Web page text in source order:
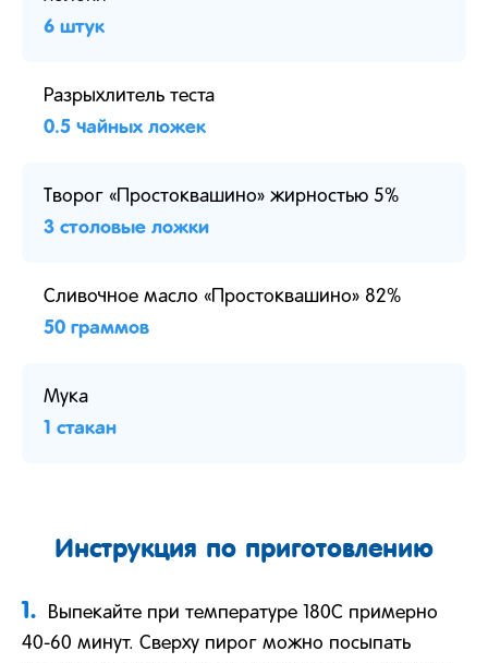
6 штук
Разрыхлитель теста
0.5 чайных ложек
Творог «Простоквашино» жирностью 5%
3 столовые ложки
Сливочное масло «Простоквашино» 82%
50 граммов
Мука
1 стакан
Инструкция по приготовлению
1.
Выпекайте при температуре 180С примерно
40-60 минут. Сверху пирог можно посыпать